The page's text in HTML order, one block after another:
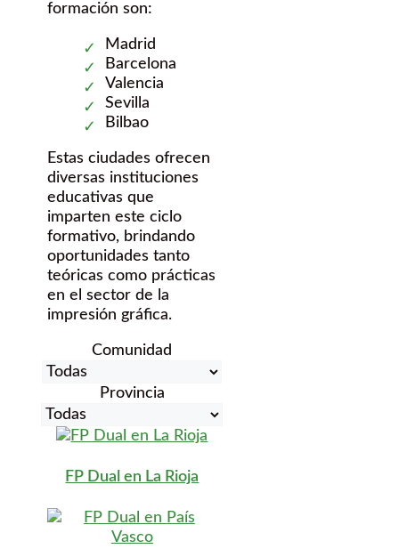
formación son:
Madrid
Barcelona
Valencia
Sevilla
Bilbao
Estas ciudades ofrecen
diversas instituciones
educativas que
imparten este ciclo
formativo, brindando
oportunidades tanto
teóricas como prácticas
en el sector de la
impresión gráfica.
Comunidad
Provincia
FP Dual en La Rioja